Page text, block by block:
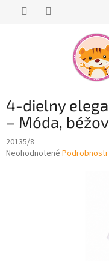
4-dielny
– Móda,
20135/8
Priemerné
Neohodnotené